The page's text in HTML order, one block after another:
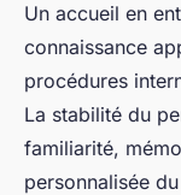
Un accueil en
connaissance
procédures
La stabilité du
familiarité,
personnalisée